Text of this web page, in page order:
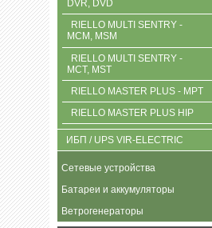
DVR, DVD
RIELLO MULTI SENTRY -
MCM, MSM
RIELLO MULTI SENTRY -
MCT, MST
RIELLO MASTER PLUS - MPT
RIELLO MASTER PLUS HIP
ИБП / UPS VIR-ELECTRIC
Сетевые устройства
Батареи и аккумуляторы
Ветрогенераторы